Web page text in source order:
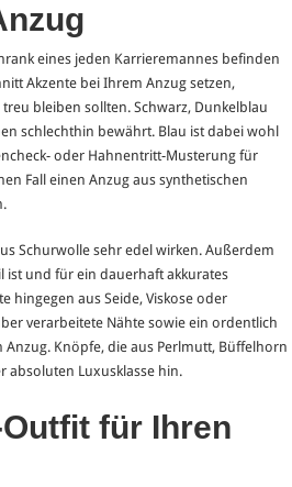
eines jeden Karrieremannes befinden
Akzente bei Ihrem Anzug setzen,
bleiben sollten. Schwarz, Dunkelblau
schlechthin bewährt. Blau ist dabei wohl
oder Hahnentritt-Musterung für
Fall einen Anzug aus synthetischen
Schurwolle sehr edel wirken. Außerdem
ist und für ein dauerhaft akkurates
hingegen aus Seide, Viskose oder
verarbeitete Nähte sowie ein ordentlich
Knöpfe, die aus Perlmutt, Büffelhorn
absoluten Luxusklasse hin.
für Ihren